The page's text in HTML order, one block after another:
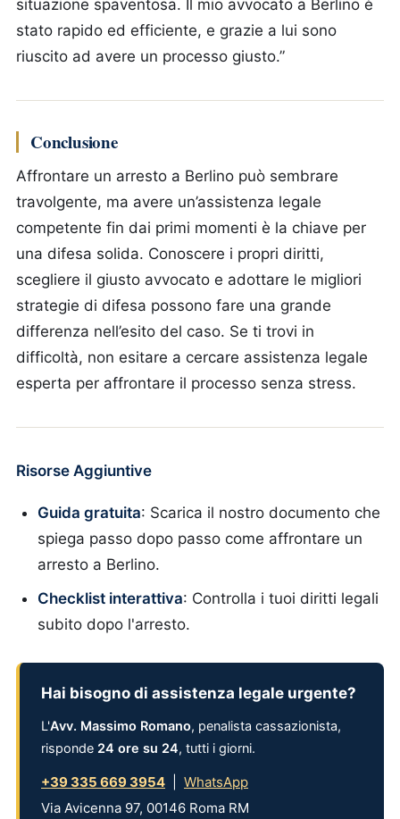
situazione spaventosa. Il mio avvocato a Berlino è
stato rapido ed efficiente, e grazie a lui sono
riuscito ad avere un processo giusto.”
Conclusione
Affrontare un arresto a Berlino può sembrare
travolgente, ma avere un’assistenza legale
competente fin dai primi momenti è la chiave per
una difesa solida. Conoscere i propri diritti,
scegliere il giusto avvocato e adottare le migliori
strategie di difesa possono fare una grande
differenza nell’esito del caso. Se ti trovi in
difficoltà, non esitare a cercare assistenza legale
esperta per affrontare il processo senza stress.
Risorse Aggiuntive
Guida gratuita: Scarica il nostro documento che
spiega passo dopo passo come affrontare un
arresto a Berlino.
Checklist interattiva: Controlla i tuoi diritti legali
subito dopo l'arresto.
Hai bisogno di assistenza legale urgente?
L'Avv. Massimo Romano, penalista cassazionista,
risponde 24 ore su 24, tutti i giorni.
+39 335 669 3954
WhatsApp
Via Avicenna 97, 00146 Roma RM